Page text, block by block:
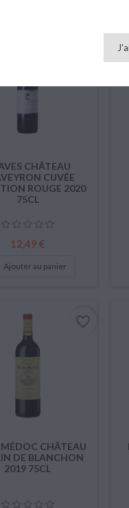
CHÂTEAU
CUVÉE
ROUGE 2020
75CL
Prix
12,49 €
Ajouter au panier
CHÂTEAU
DE BLANCHON
2019 75CL
favorite_border